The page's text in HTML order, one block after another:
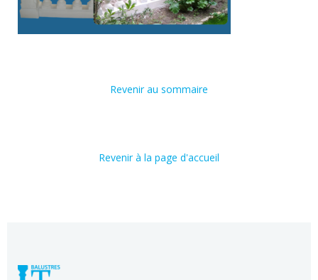
Revenir au sommaire
Revenir à la page d'accueil